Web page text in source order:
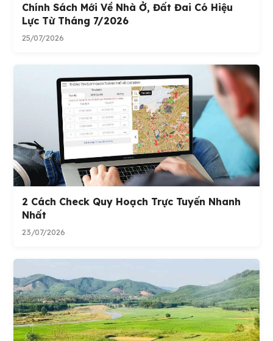
Chính Sách Mới Về Nhà Ở, Đất Đai Có Hiệu
Lực Từ Tháng 7/2026
25/07/2026
2 Cách Check Quy Hoạch Trực Tuyến Nhanh
Nhất
23/07/2026